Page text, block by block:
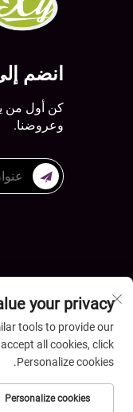
انضم
كن أول من
وعروضنا.
your privacy
tools to provide our
all cookies, click
Personalize cookies.
Personalize cookies